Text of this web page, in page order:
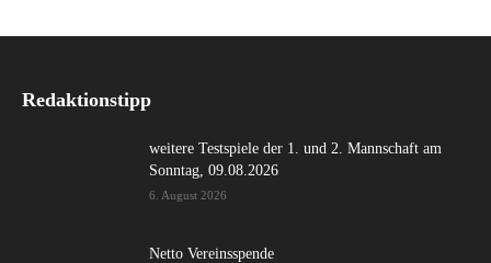
Redaktionstipp
weitere Testspiele der 1. und 2. Mannschaft am
Sonntag, 09.08.2026
6. August 2026
Netto Vereinsspende